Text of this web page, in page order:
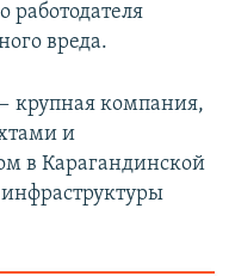
работодателя
вреда.
крупная компания,
и
в Карагандинской